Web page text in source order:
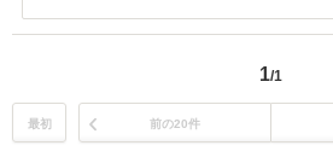
いと思い、アフターサービスに関しても誠
で、その後のお車のメンテナンスやご相談
ます。今後ともお気軽に弊社頼りにしてい
宜しくお願い致します。
1/1
最初 前の20件